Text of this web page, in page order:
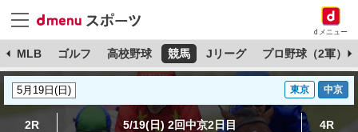
dメニュー
MLB ゴルフ 高校野球 競馬 Jリーグ プロ野球（2軍）
東京 中京
2R 5/19(日) 2回中京2日目 4R